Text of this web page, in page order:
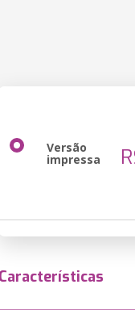
Versão
impressa
Características